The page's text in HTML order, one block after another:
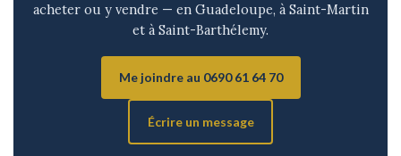
acheter ou y vendre — en Guadeloupe, à Saint-Martin
et à Saint-Barthélemy.
Me joindre au 0690 61 64 70
Écrire un message